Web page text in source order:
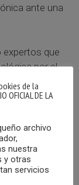
ante una
expertos que
por el
a lo
del
Contreras, del
del Colegio
La
de Beatriz
de la
OFICIAL DE LA
archivo
nuestra
y otras
servicios